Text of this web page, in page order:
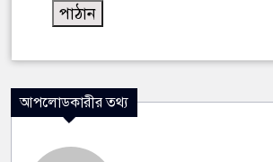
আপলোডকারীর তথ্য